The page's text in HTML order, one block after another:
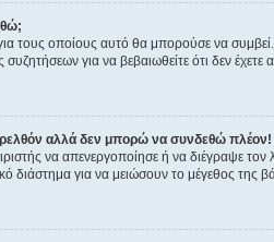
τους οποίους αυτό θα μπορούσε να
για να βεβαιωθείτε ότι δεν
αλλά δεν μπορώ να συνδεθώ πλέον!
να απενεργοποίησε ή να διέγραψε
διάστημα για να μειώσουν το μέγεθος της